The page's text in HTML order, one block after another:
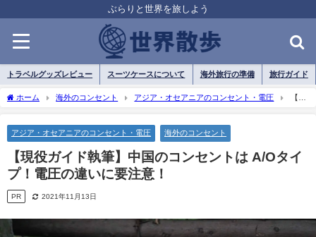
ぶらりと世界を旅しよう
トラベルグッズレビュー スーツケースについて 海外旅行の準備 旅行ガイド
ホーム 海外のコンセント アジア・オセアニアのコンセント・電圧
【現
アジア・オセアニアのコンセント・電圧 海外のコンセント
【現役ガイド執筆】中国のコンセントは A/Oタイ
プ！電圧の違いに要注意！
PR 2021年11月13日